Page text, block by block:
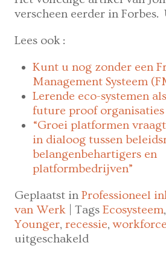
verscheen eerder in
Lees ook :
Kunt u nog zonder een
Management Systeem
Lerende eco-systemen
future proof organisaties
“Groei platformen
in dialoog tussen
belangenbehartigers en
platformbedrijven”
Geplaatst in Professioneel
van Werk
Tags Ecosysteem
Younger,recessie,workforce
uitgeschakeld